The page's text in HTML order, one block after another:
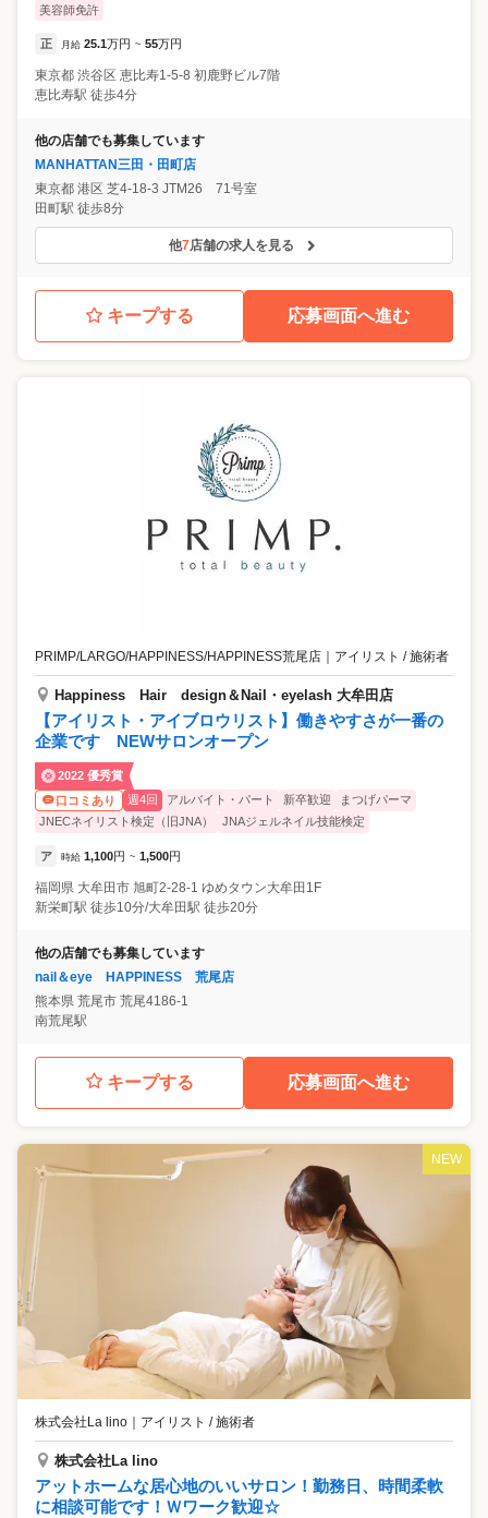
美容師免許
正 月給 25.1万円 ~ 55万円
東京都 渋谷区 恵比寿1-5-8 初鹿野ビル7階
恵比寿駅 徒歩4分
他の店舗でも募集しています
MANHATTAN三田・田町店
東京都 港区 芝4-18-3 JTM26 71号室
田町駅 徒歩8分
他7店舗の求人を見る
キープする 応募画面へ進む
PRIMP/LARGO/HAPPINESS/HAPPINESS荒尾店 ｜ アイリスト / 施術者
Happiness Hair design＆Nail・eyelash 大牟田店
【アイリスト・アイブロウリスト】働きやすさが一番の
企業です NEWサロンオープン
2022 優秀賞
口コミあり
週4回 アルバイト・パート 新卒歓迎
まつげパーマ
JNECネイリスト検定（旧JNA）
JNAジェルネイル技能検定
ア 時給 1,100円 ~ 1,500円
福岡県 大牟田市 旭町2-28-1 ゆめタウン大牟田1F
新栄町駅 徒歩10分/大牟田駅 徒歩20分
他の店舗でも募集しています
nail＆eye HAPPINESS 荒尾店
熊本県 荒尾市 荒尾4186-1
南荒尾駅
キープする 応募画面へ進む
NEW
株式会社La lino ｜ アイリスト / 施術者
株式会社La lino
アットホームな居心地のいいサロン！勤務日、時間柔軟
に相談可能です！Ｗワーク歓迎☆